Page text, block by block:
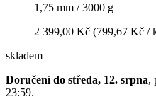
1,75 mm / 3000 g
2 399,00 Kč (799,67 Kč /
skladem
Doručení do středa, 12. srpna,
23:59.